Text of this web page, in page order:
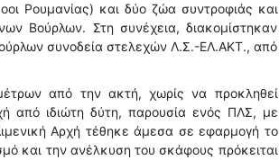
Ρουμανίας) και δύο ζώα συντροφιάς και
Βούρλων. Στη συνέχεια, διακομίστηκαν
συνοδεία στελεχών Λ.Σ.-ΕΛ.ΑΚΤ., από
από την ακτή, χωρίς να προκληθεί
από ιδιώτη δύτη, παρουσία ενός ΠΛΣ, με
Αρχή τέθηκε άμεσα σε εφαρμογή το
και την ανέλκυση του σκάφους πρόκειται